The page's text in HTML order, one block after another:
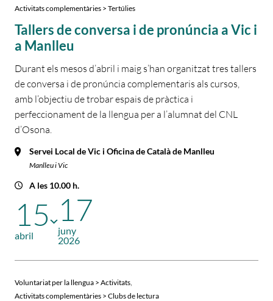
Activitats complementàries > Tertúlies
Tallers de conversa i de pronúncia a Vic i
a Manlleu
Durant els mesos d’abril i maig s’han organitzat tres tallers
de conversa i de pronúncia complementaris als cursos,
amb l’objectiu de trobar espais de pràctica i
perfeccionament de la llengua per a l’alumnat del CNL
d’Osona.
Servei Local de Vic i Oficina de Català de Manlleu
Manlleu i Vic
A les 10.00 h.
15
abril
17
juny
2026
Voluntariat per la llengua > Activitats
Activitats complementàries > Clubs de lectura